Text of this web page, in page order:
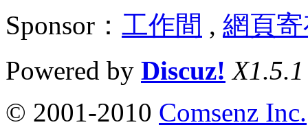
Sponsor： 工作間 , 網頁
Powered by Discuz! X1.5.1
© 2001-2010 Comsenz Inc.